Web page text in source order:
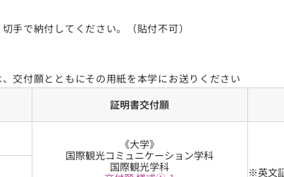
手で納付してください。（貼付不可）
交付願とともにその用紙を本学にお送りください
証明書交付願
《大学》
国際観光コミュニケーション学科
国際観光学科
※英文